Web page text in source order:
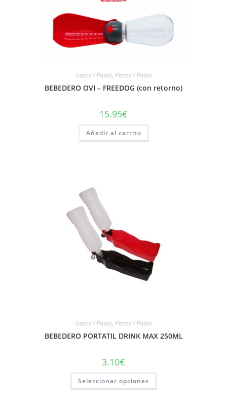
Gatos / Paseo, Perros / Paseo
BEBEDERO OVI – FREEDOG (con retorno)
15.95€
Añadir al carrito
Gatos / Paseo, Perros / Paseo
BEBEDERO PORTATIL DRINK MAX 250ML
3.10€
Seleccionar opciones